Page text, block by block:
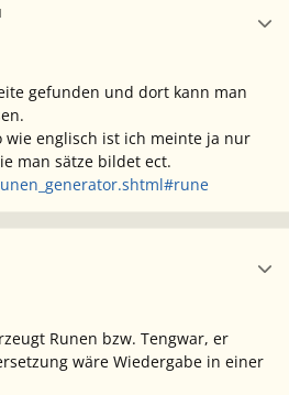
gefunden und dort kann man
wie englisch ist ich meinte ja nur
man sätze bildet ect.
Runen bzw. Tengwar, er
wäre Wiedergabe in einer